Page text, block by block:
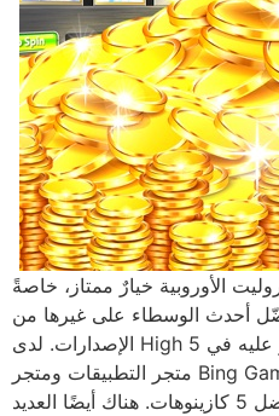
الأوروبية خيارٌ ممتاز، خاصةً
أحدث الوسطاء على غيرها من
الإصدارات. لدى High 5 تطبيق جوال أيضًا، ويمكن العثور عليه في
متجر التطبيقات ومتجر Bing Gaming Shop الجديد. لتجربة هذا
الكازينو، يُرجى زيارة دليلنا لأفضل 5 كازينوهات. هناك أيضًا العديد